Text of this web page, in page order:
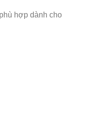
hợp dành cho